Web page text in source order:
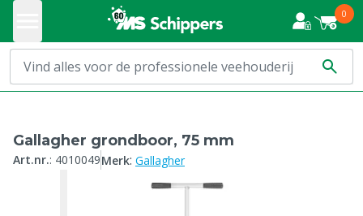
0
Gallagher grondboor, 75 mm
Art.nr.: 4010049Merk: Gallagher